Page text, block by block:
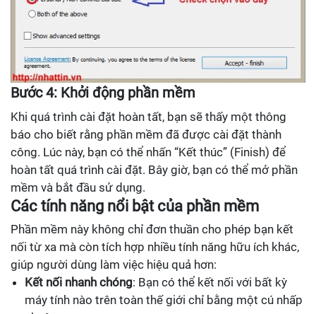
Bước 4: Khởi động phần mềm
Khi quá trình cài đặt hoàn tất, bạn sẽ thấy một thông
báo cho biết rằng phần mềm đã được cài đặt thành
công. Lúc này, bạn có thể nhấn “Kết thúc” (Finish) để
hoàn tất quá trình cài đặt. Bây giờ, bạn có thể mở phần
mềm và bắt đầu sử dụng.
Các tính năng nổi bật của phần mềm
Phần mềm này không chỉ đơn thuần cho phép bạn kết
nối từ xa mà còn tích hợp nhiều tính năng hữu ích khác,
giúp người dùng làm việc hiệu quả hơn:
Kết nối nhanh chóng: Bạn có thể kết nối với bất kỳ
máy tính nào trên toàn thế giới chỉ bằng một cú nhấp